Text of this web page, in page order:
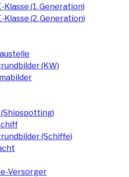
Klasse (1. Generation)
Klasse (2. Generation)
(KW)
(Schiffe)
Versorger